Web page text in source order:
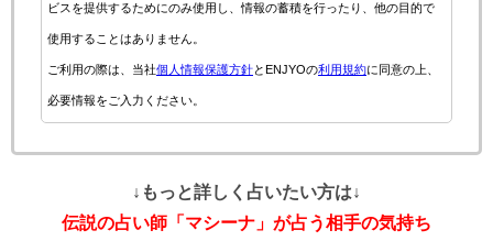
ビスを提供するためにのみ使用し、情報の蓄積を行ったり、他の目的で
使用することはありません。
ご利用の際は、当社個人情報保護方針とENJYOの利用規約に同意の上、
必要情報をご入力ください。
↓もっと詳しく占いたい方は↓
伝説の占い師「マシーナ」が占う相手の気持ち